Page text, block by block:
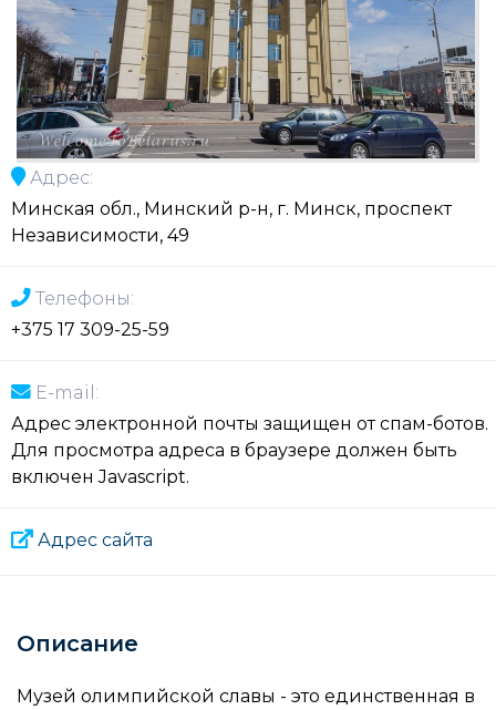
Адрес:
Минская обл., Минский р-н, г. Минск, проспект
Независимости, 49
Телефоны:
+375 17 309-25-59
E-mail:
Адрес электронной почты защищен от спам-ботов.
Для просмотра адреса в браузере должен быть
включен Javascript.
Адрес сайта
Описание
Музей олимпийской славы - это единственная в